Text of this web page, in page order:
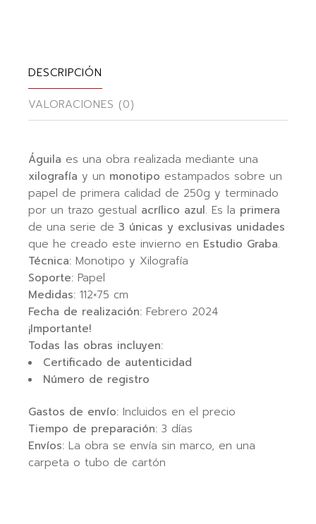
DESCRIPCIÓN
VALORACIONES (0)
Águila es una obra realizada mediante una
xilografía y un monotipo estampados sobre un
papel de primera calidad de 250g y terminado
por un trazo gestual acrílico azul. Es la primera
de una serie de3 únicas y exclusivas unidades
que he creado este invierno en Estudio Graba.
Técnica: Monotipo y Xilografía
Soporte: Papel
Medidas: 112×75 cm
Fecha de realización: Febrero 2024
¡Importante!
Todas las obras incluyen:
Certificado de autenticidad
Número de registro
Gastos de envío: Incluidos en el precio
Tiempo de preparación: 3 días
Envíos: La obra se envía sin marco, en una
carpeta o tubo de cartón